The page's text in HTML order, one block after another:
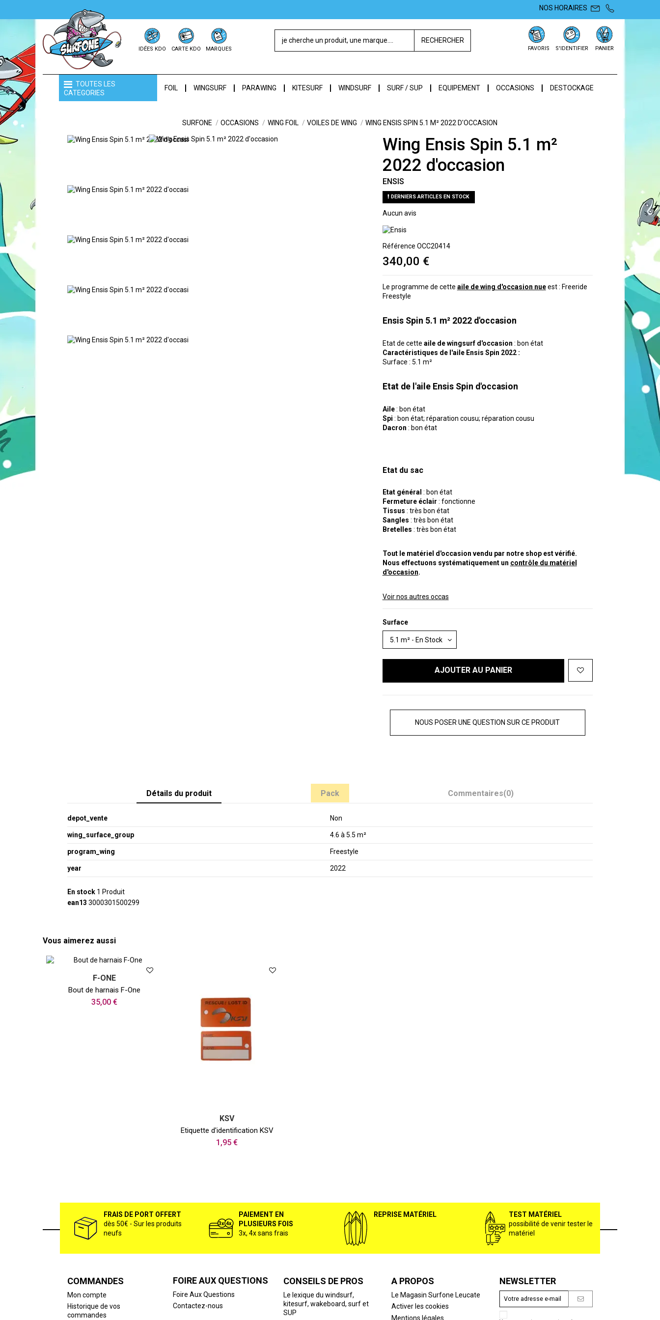
NOS HORAIRES
IDÉES KDO CARTE KDO MARQUES
RECHERCHER
FAVORIS S'IDENTIFIER PANIER
TOUTES LES
CATEGORIES
FOIL WINGSURF PARAWING KITESURF WINDSURF SURF / SUP EQUIPEMENT OCCASIONS DESTOCKAGE
SURFONE OCCASIONS WING FOIL VOILES DE WING WING ENSIS SPIN 5.1 M² 2022 D'OCCASION
Wing Ensis Spin 5.1 m²
2022 d'occasion
ENSIS
DERNIERS ARTICLES EN STOCK
Aucun avis
Référence OCC20414
340,00 €
Le programme de cette aile de wing d'occasion nueest : Freeride
Freestyle
Ensis Spin 5.1 m² 2022 d'occasion
Etat de cette aile de wingsurf d'occasion : bon état
Caractéristiques de l'aile Ensis Spin 2022 :
Surface : 5.1 m²
Etat de l'aile Ensis Spin d'occasion
Aile: bon état
Spi : bon état; réparation cousu; réparation cousu
Dacron : bon état
Etat du sac
Etat général : bon état
Fermeture éclair : fonctionne
Tissus : très bon état
Sangles : très bon état
Bretelles : très bon état
Tout le matériel d'occasion vendu par notre shop est vérifié.
Nous effectuons systématiquement un contrôle du matériel
d'occasion.
Voir nos autres occas
Surface
AJOUTER AU PANIER
NOUS POSER UNE QUESTION SUR CE PRODUIT
Détails du produit Pack Commentaires(0)
depot_vente Non
wing_surface_group 4.6 à 5.5 m²
program_wing Freestyle
year 2022
En stock 1 Produit
ean13 3000301500299
Vous aimerez aussi
F-ONE
Bout de harnais F-One
35,00 €
KSV
Etiquette d'identification KSV
1,95 €
FRAIS DE PORT OFFERT
dès 50€ - Sur les produits
neufs
PAIEMENT EN
PLUSIEURS FOIS
3x, 4x sans frais
REPRISE MATÉRIEL
TEST MATÉRIEL
possibilité de venir tester le
matériel
COMMANDES
Mon compte
Historique de vos
commandes
FOIRE AUX QUESTIONS
Foire Aux Questions
Contactez-nous
CONSEILS DE PROS
Le lexique du windsurf,
kitesurf, wakeboard, surf et
SUP
A PROPOS
Le Magasin Surfone Leucate
Activer les cookies
Mentions légales
NEWSLETTER